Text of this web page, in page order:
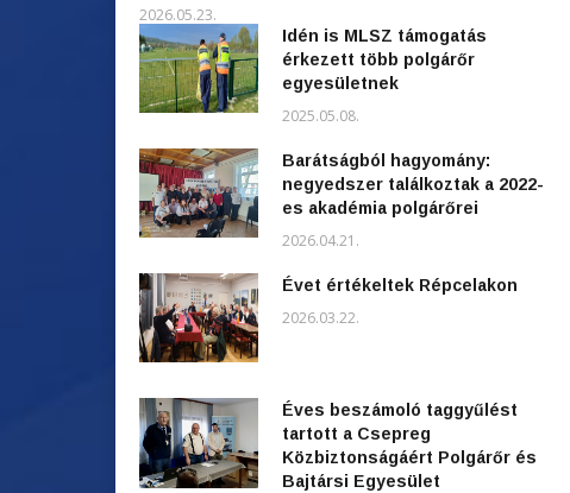
2026.05.23.
Idén is MLSZ támogatás
érkezett több polgárőr
egyesületnek
2025.05.08.
Barátságból hagyomány:
negyedszer találkoztak a 2022-
es akadémia polgárőrei
2026.04.21.
Évet értékeltek Répcelakon
2026.03.22.
Éves beszámoló taggyűlést
tartott a Csepreg
Közbiztonságáért Polgárőr és
Bajtársi Egyesület